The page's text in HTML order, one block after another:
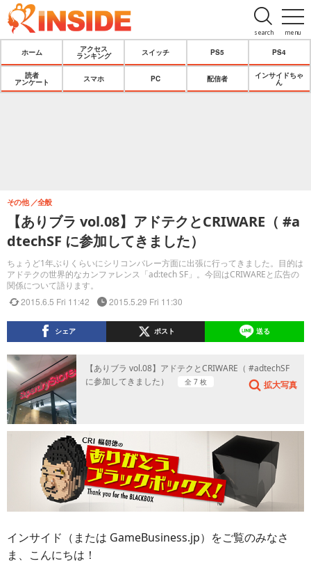
menu
search
ホーム
アクセス
ランキング
スイッチ PS5 PS4
読者
アンケート
スマホ PC 配信者
インサイドちゃ
ん
【ありブラ vol.08】アドテクとCRIWARE（ #a
dtechSF に参加してきました）
ちょうど1年ぶりくらいにシリコンバレー方面に出張に行ってきました。目的は
アドテクの世界的なカンファレンス「ad:tech SF」。今回はCRIWAREと広告の
関係について語ります。
その他 全般
2015.6.5 Fri 11:42 2015.5.29 Fri 11:30
シェア ポスト 送る
【ありブラ vol.08】アドテクとCRIWARE（ #adtechSF
に参加してきました）
全 7 枚 拡大写真
インサイド（または GameBusiness.jp）をご覧のみなさ
ま、こんにちは！